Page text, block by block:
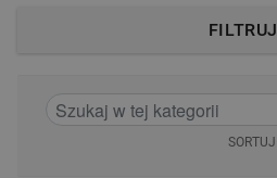
FILTRUJ